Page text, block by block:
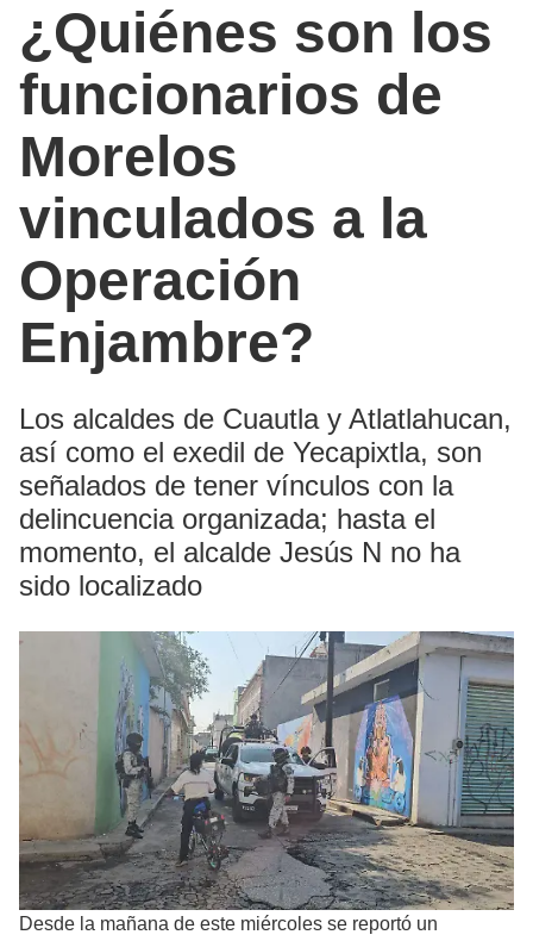
¿Quiénes son los
funcionarios de
Morelos
vinculados a la
Operación
Enjambre?
Los alcaldes de Cuautla y Atlatlahucan,
así como el exedil de Yecapixtla, son
señalados de tener vínculos con la
delincuencia organizada; hasta el
momento, el alcalde Jesús N no ha
sido localizado
Desde la mañana de este miércoles se reportó un